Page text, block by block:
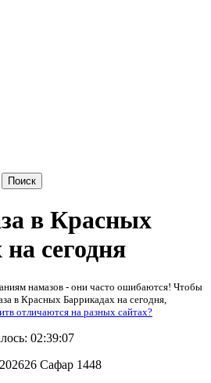
Поиск
в Красных
сегодня
намазов - они часто ошибаются! Чтобы
в Красных Баррикадах на сегодня,
отличаются на разных сайтах?
02:39:07
26 Сафар 1448